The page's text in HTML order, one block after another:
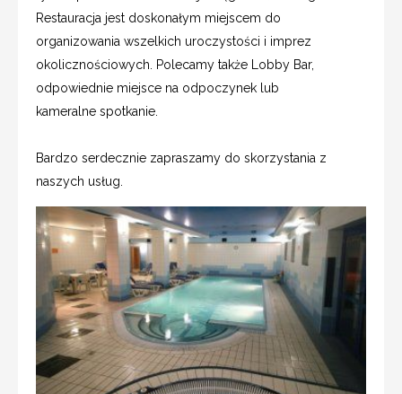
Restauracja jest doskonałym miejscem do
organizowania wszelkich uroczystości i imprez
okolicznościowych. Polecamy także Lobby Bar,
odpowiednie miejsce na odpoczynek lub
kameralne spotkanie.
Bardzo serdecznie zapraszamy do skorzystania z
naszych usług.